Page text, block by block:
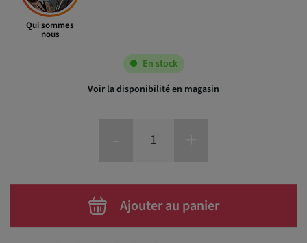
Qui sommes
nous
En stock
Voir la disponibilité en magasin
Ajouter au panier